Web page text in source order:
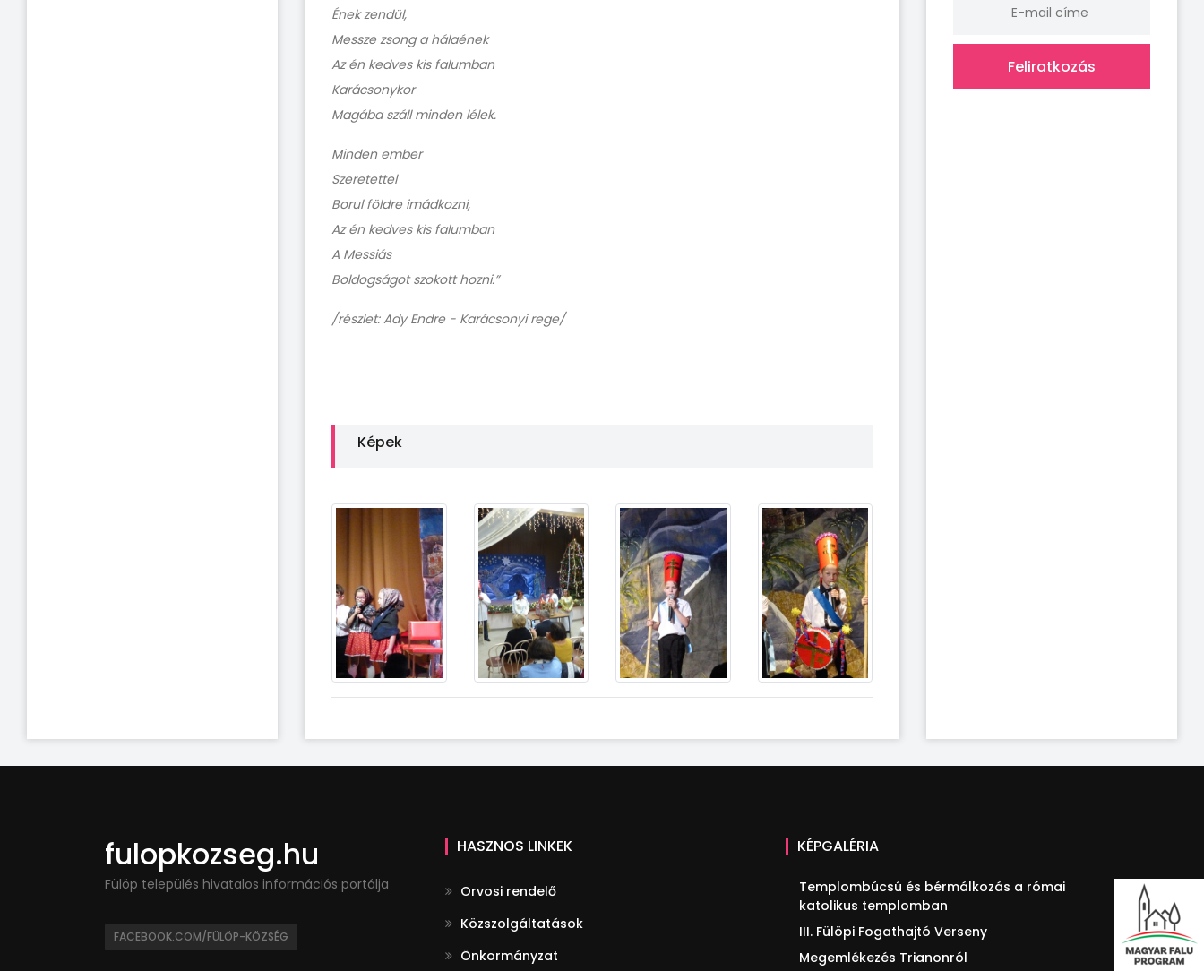
Ének zendül,
Messze zsong a hálaének
Az én kedves kis falumban
Karácsonykor
Magába száll minden lélek.
Minden ember
Szeretettel
Borul földre imádkozni,
Az én kedves kis falumban
A Messiás
Boldogságot szokott hozni.”
/részlet: Ady Endre - Karácsonyi rege/
Képek
Feliratkozás
fulopkozseg.hu
Fülöp település hivatalos információs portálja
FACEBOOK.COM/FÜLÖP-KÖZSÉG
HASZNOS LINKEK
Orvosi rendelő
Közszolgáltatások
Önkormányzat
KÉPGALÉRIA
Templombúcsú és bérmálkozás a római
katolikus templomban
III. Fülöpi Fogathajtó Verseny
Megemlékezés Trianonról